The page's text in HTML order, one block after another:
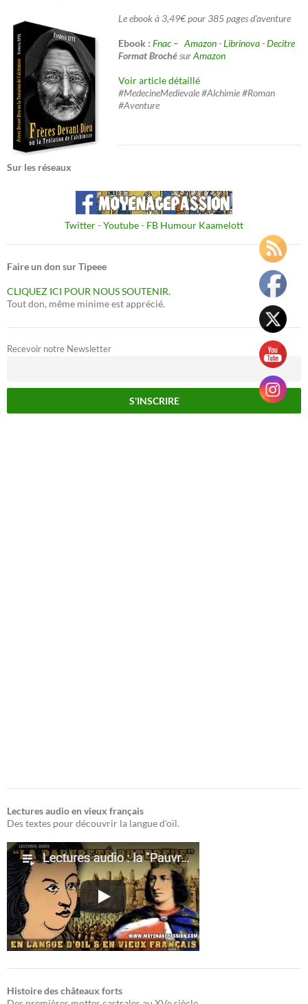
Le ebook à 3,49€ pour 385 pages d'aventure
Ebook : Fnac – Amazon-Librinova-Decitre
Format BrochésurAmazon
Voir article détaillé
#MedecineMedievale #Alchimie #Roman
#Aventure
Sur les réseaux
Twitter- Youtube- FB Humour Kaamelott
Faire un don sur Tipeee
CLIQUEZ ICI POUR NOUS SOUTENIR.
Tout don, même minime est apprécié.
Recevoir notre Newsletter
Lectures audio en vieux français
Des textes pour découvrir la langue d'oïl.
Histoire des châteaux forts